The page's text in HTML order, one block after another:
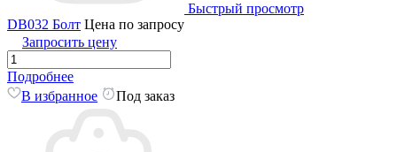
Быстрый просмотр
DB032 Болт Цена по запросу
Запросить цену
Подробнее
В избранное
Под заказ